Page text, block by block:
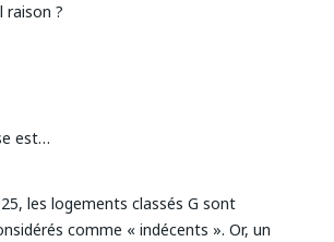
raison ?
est…
les logements classés G sont
comme « indécents ». Or, un